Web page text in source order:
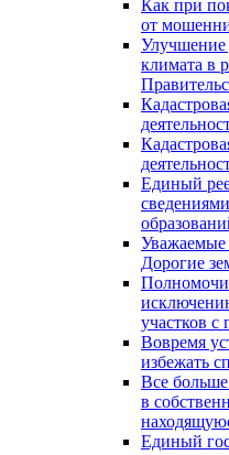
Как при
от
Улучшение
климата в
Единый
Уважаемые
Дорогие
участков
Вовремя
избежать
Все
в
Единый